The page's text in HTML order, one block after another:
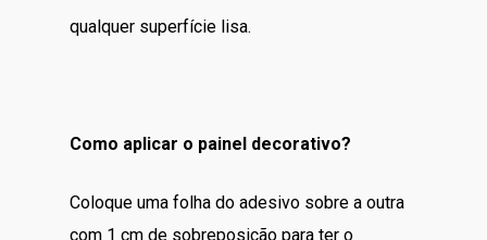
qualquer superfície lisa.
Como aplicar o painel decorativo?
Coloque uma folha do adesivo sobre a outra
com 1 cm de sobreposição para ter o